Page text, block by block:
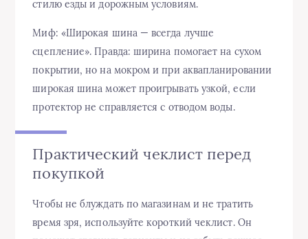
стилю езды и дорожным условиям.
Миф: «Широкая шина — всегда лучше
сцепление». Правда: ширина помогает на сухом
покрытии, но на мокром и при аквапланировании
широкая шина может проигрывать узкой, если
протектор не справляется с отводом воды.
Практический чеклист перед
покупкой
Чтобы не блуждать по магазинам и не тратить
время зря, используйте короткий чеклист. Он